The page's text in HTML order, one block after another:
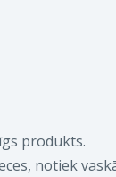
produkts.
notiek